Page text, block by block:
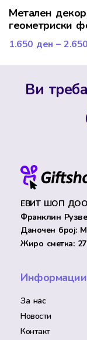
Метален
геометриски
1.650 ден – 2.650
Ви
ЕВИТ ШОП ДОО
Франклин
Даночен број:
Жиро сметка:
Информации
За нас
Новости
Контакт